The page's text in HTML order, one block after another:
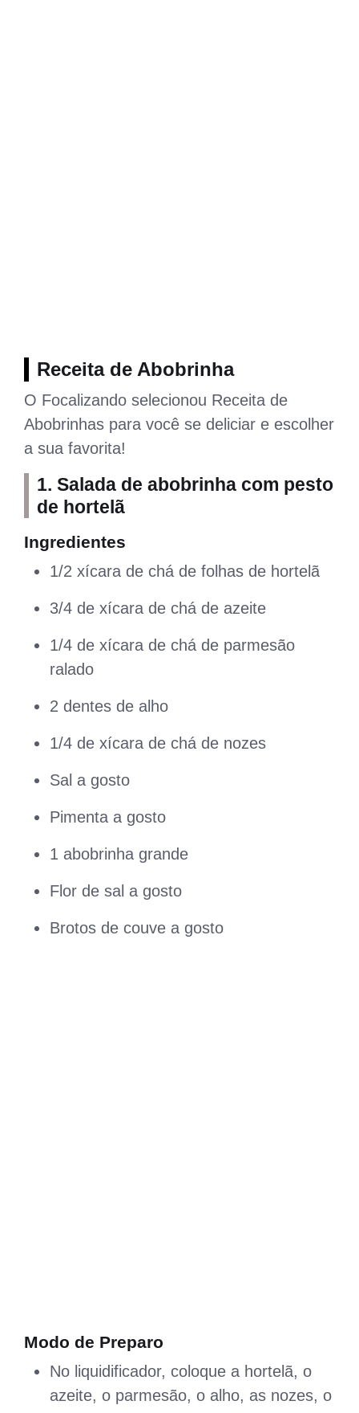
Receita de Abobrinha
O Focalizando selecionou Receita de
Abobrinhas para você se deliciar e escolher
a sua favorita!
1. Salada de abobrinha com pesto
de hortelã
Ingredientes
1/2 xícara de chá de folhas de hortelã
3/4 de xícara de chá de azeite
1/4 de xícara de chá de parmesão
ralado
2 dentes de alho
1/4 de xícara de chá de nozes
Sal a gosto
Pimenta a gosto
1 abobrinha grande
Flor de sal a gosto
Brotos de couve a gosto
Modo de Preparo
No liquidificador, coloque a hortelã, o
azeite, o parmesão, o alho, as nozes, o